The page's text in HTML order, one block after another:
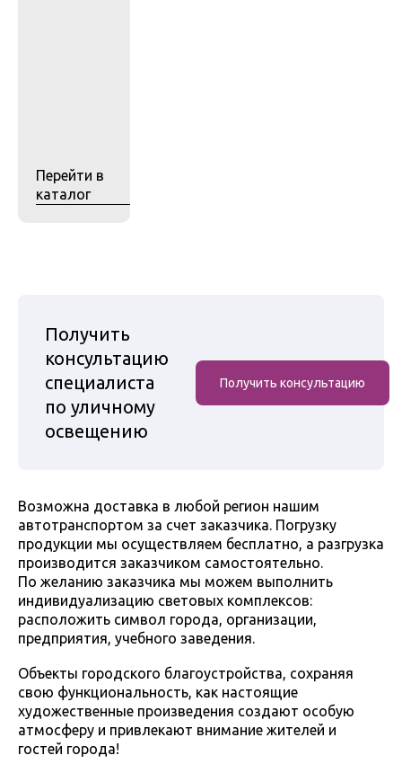
Перейти в
каталог
Получить
консультацию
специалиста
по уличному
освещению
Получить консультацию
Возможна доставка в любой регион нашим
автотранспортом за счет заказчика. Погрузку
продукции мы осуществляем бесплатно, а разгрузка
производится заказчиком самостоятельно.
По желанию заказчика мы можем выполнить
индивидуализацию световых комплексов:
расположить символ города, организации,
предприятия, учебного заведения.
Объекты городского благоустройства, сохраняя
свою функциональность, как настоящие
художественные произведения создают особую
атмосферу и привлекают внимание жителей и
гостей города!